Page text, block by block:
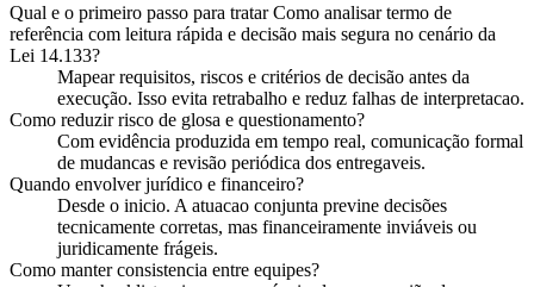
Qual e o primeiro passo para tratar Como analisar termo de
referência com leitura rápida e decisão mais segura no cenário da
Lei 14.133?
Mapear requisitos, riscos e critérios de decisão antes da
execução. Isso evita retrabalho e reduz falhas de interpretacao.
Como reduzir risco de glosa e questionamento?
Com evidência produzida em tempo real, comunicação formal
de mudancas e revisão periódica dos entregaveis.
Quando envolver jurídico e financeiro?
Desde o inicio. A atuacao conjunta previne decisões
tecnicamente corretas, mas financeiramente inviáveis ou
juridicamente frágeis.
Como manter consistencia entre equipes?